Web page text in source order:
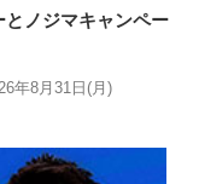
とノジマキャンペー
年8月31日(月)